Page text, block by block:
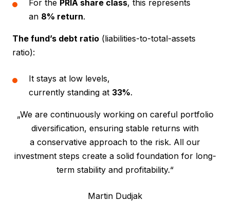
For the PRIA share class, this represents
an 8% return.
The fund’s debt ratio (liabilities-to-total-assets
ratio):
It stays at low levels,
currently standing at 33%.
„We are continuously working on careful portfolio
diversification, ensuring stable returns with
a conservative approach to the risk. All our
investment steps create a solid foundation for long-
term stability and profitability.“
Martin Dudjak